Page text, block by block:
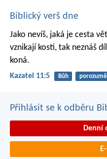
Biblický verš dne
Jako nevíš, jaká je cesta
vznikají kosti, tak neznáš
koná.
Kazatel 11:5 Bůh
Přihlásit se k odběru
Denní